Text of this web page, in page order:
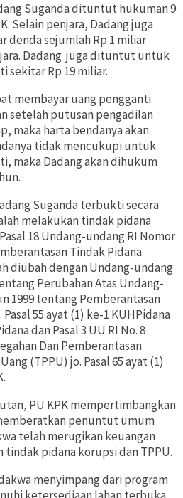
Suganda dituntut hukuman 9
Selain penjara, Dadang juga
sejumlah Rp 1 miliar
Dadang juga dituntut untuk
sekitar Rp 19 miliar.
membayar uang pengganti
setelah putusan pengadilan
maka harta bendanya akan
tidak mencukupi untuk
maka Dadang akan dihukum
Suganda terbukti secara
melakukan tindak pidana
18 Undang-undang RI Nomor
Tindak Pidana
diubah dengan Undang-undang
Perubahan Atas Undang-
1999 tentang Pemberantasan
55 ayat (1) ke-1 KUHPidana
dan Pasal 3 UU RI No. 8
Dan Pemberantasan
(TPPU) jo. Pasal 65 ayat (1)
PU KPK mempertimbangkan
penuntut umum
telah merugikan keuangan
pidana korupsi dan TPPU.
menyimpang dari program